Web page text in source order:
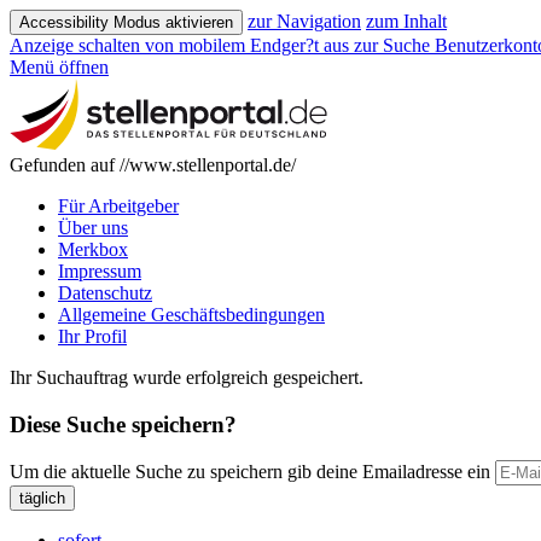
Accessibility Modus aktivieren zur Navigation zum Inhalt
Anzeige schalten von mobilem Endger?t aus zur Suche
Menü öffnen
Gefunden auf //www.stellenportal.de/
Für Arbeitgeber
Über uns
Merkbox
Impressum
Datenschutz
Allgemeine Geschäftsbedingungen
Ihr Profil
Ihr Suchauftrag wurde erfolgreich gespeichert.
Diese Suche speichern?
Um die aktuelle Suche zu speichern gib deine Emailadresse ein
täglich